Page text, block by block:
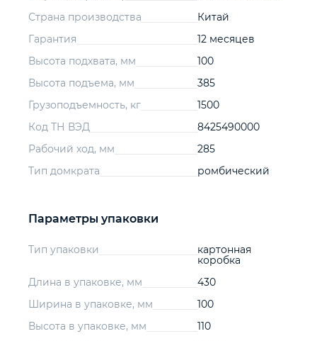
Страна производства
Китай
Гарантия
12 месяцев
Высота подхвата, мм
100
Высота подъема, мм
385
Грузоподъемность, кг
1500
Код ТН ВЭД
8425490000
Рабочий ход, мм
285
Тип домкрата
ромбический
Параметры упаковки
Тип упаковки
картонная
коробка
Длина в упаковке, мм
430
Ширина в упаковке, мм
100
Высота в упаковке, мм
110